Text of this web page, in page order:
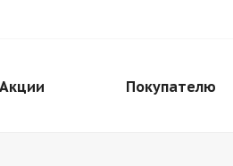
Акции Покупателю